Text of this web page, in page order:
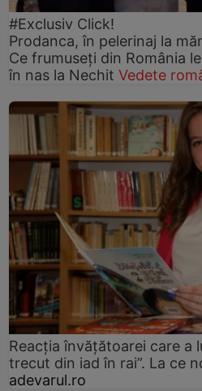
#Exclusiv Click!
Prodanca, în pelerinaj la
Ce frumuseți din România
în nas la Nechit Vedete
Reacția învățătoarei care a
trecut din iad în rai”. La ce
adevarul.ro